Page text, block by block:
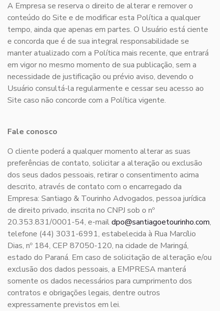
A Empresa se reserva o direito de alterar e remover o
conteúdo do Site e de modificar esta Política a qualquer
tempo, ainda que apenas em partes. O Usuário está ciente
e concorda que é de sua integral responsabilidade se
manter atualizado com a Política mais recente, que entrará
em vigor no mesmo momento de sua publicação, sem a
necessidade de justificação ou prévio aviso, devendo o
Usuário consultá-la regularmente e cessar seu acesso ao
Site caso não concorde com a Política vigente.
Fale conosco
O cliente poderá a qualquer momento alterar as suas
preferências de contato, solicitar a alteração ou exclusão
dos seus dados pessoais, retirar o consentimento acima
descrito, através de contato com o encarregado da
Empresa: Santiago & Tourinho Advogados, pessoa jurídica
de direito privado, inscrita no CNPJ sob o nº
20.353.831/0001-54, e-maildpo@santiagoetourinho.com,
telefone (44) 3031-6991, estabelecida à Rua Marcílio
Dias, nº 184, CEP 87050-120, na cidade de Maringá,
estado do Paraná. Em caso de solicitação de alteração e/ou
exclusão dos dados pessoais, a EMPRESA manterá
somente os dados necessários para cumprimento dos
contratos e obrigações legais, dentre outros
expressamente previstos em lei.